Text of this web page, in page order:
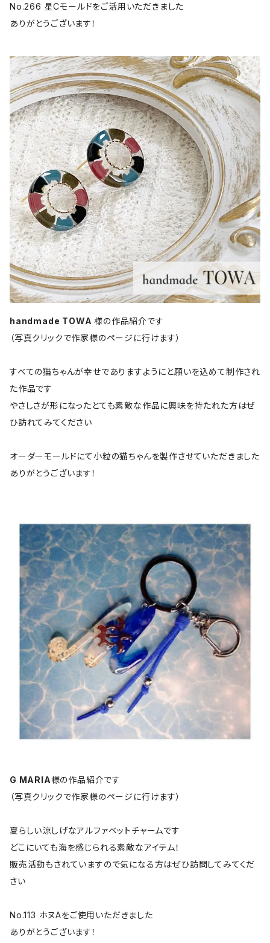
No.266 星Cモールドをご活用いただきました
ありがとうございます！
handmade TOWA 様の作品紹介です
（写真クリックで作家様のページに行けます）
すべての猫ちゃんが幸せでありますようにと願いを込めて制作され
た作品です
やさしさが形になったとても素敵な作品に興味を持たれた方はぜ
ひ訪れてみてください
オーダーモールドにて小粒の猫ちゃんを製作させていただきました
ありがとうございます！
G MARIA様の作品紹介です
（写真クリックで作家様のページに行けます）
夏らしい涼しげなアルファベットチャームです
どこにいても海を感じられる素敵なアイテム！
販売活動もされていますので気になる方はぜひ訪問してみてくだ
さい
No.113 ホヌAをご使用いただきました
ありがとうございます！